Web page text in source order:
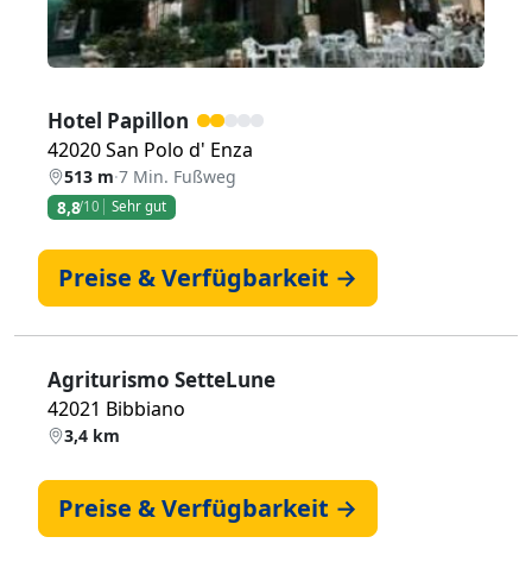
Hotel Papillon
42020 San Polo d' Enza
513 m·7 Min. Fußweg
8,8/10 Sehr gut
Preise & Verfügbarkeit →
Agriturismo SetteLune
42021 Bibbiano
3,4 km
Preise & Verfügbarkeit →